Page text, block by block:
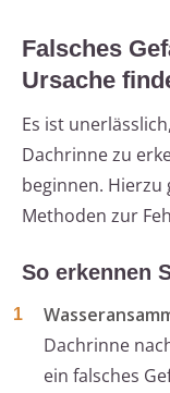
Falsches
Ursache
Es ist
Dachrinne zu
beginnen. Hierzu
Methoden zur
So erkennen
Dachrinne
ein falsches